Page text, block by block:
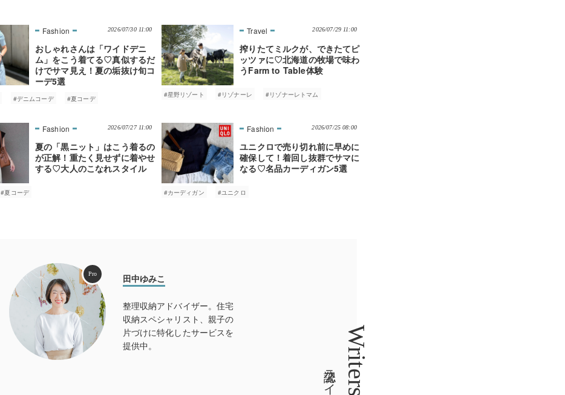
2026/07/30 11:00
おしゃれさんは「ワイドデニ
ム」をこう着てる♡真似するだ
けでサマ見え！夏の垢抜け旬コ
ーデ5選
#デニムコーデ #夏コーデ PR
2026/07/29 11:00
搾りたてミルクが、できたてピ
ッツァに♡北海道の牧場で味わ
うFarm to Table体験
#星野リゾート #リゾナーレ #リゾナーレトマム
2026/07/27 11:00
夏の「黒ニット」はこう着るの
が正解！重たく見せずに着やせ
する♡大人のこなれスタイル
#夏コーデ
2026/07/25 08:00
ユニクロで売り切れ前に早めに
確保して！着回し抜群でサマに
なる♡名品カーディガン5選
#カーディガン #ユニクロ
Writers /
公認ライター
Pro 田中ゆみこ
整理収納アドバイザー。住宅
収納スペシャリスト、親子の
片づけに特化したサービスを
提供中。